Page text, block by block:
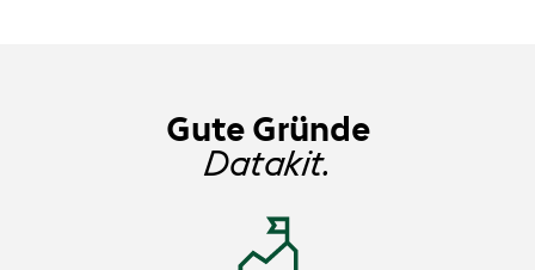
Gute Gründe
Datakit.